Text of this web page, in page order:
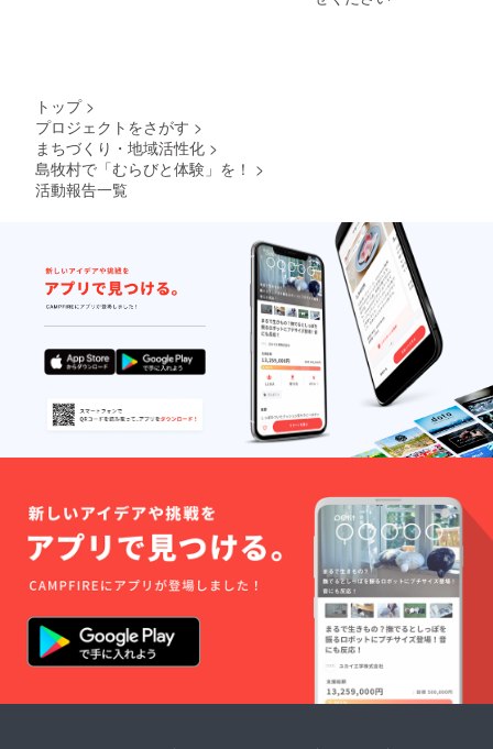
トップ >
プロジェクトをさがす >
まちづくり・地域活性化 >
島牧村で「むらびと体験」を！ >
活動報告一覧